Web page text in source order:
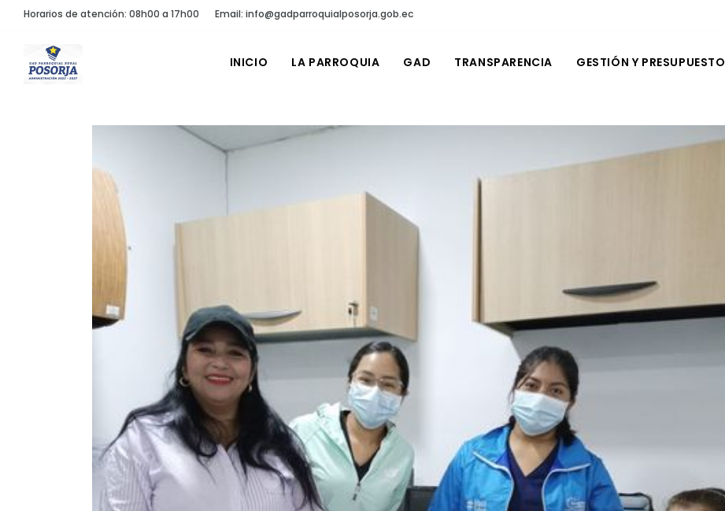
Horarios de atención: 08h00 a 17h00 Email: info@gadparroquialposorja.gob.ec
INICIO LA PARROQUIA GAD TRANSPARENCIA GESTIÓN Y PRESUPUESTO